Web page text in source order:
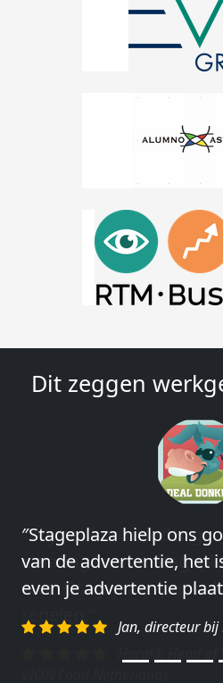
Dit zeggen
″Wij hebben in ieder
ervaringen met
weet Stageplaza prima
regelen.″